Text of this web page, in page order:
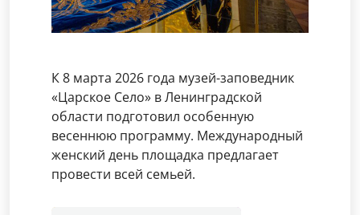
К 8 марта 2026 года музей-заповедник
«Царское Село» в Ленинградской
области подготовил особенную
весеннюю программу. Международный
женский день площадка предлагает
провести всей семьей.